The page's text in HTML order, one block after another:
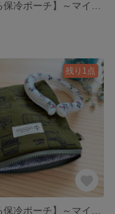
残り1点